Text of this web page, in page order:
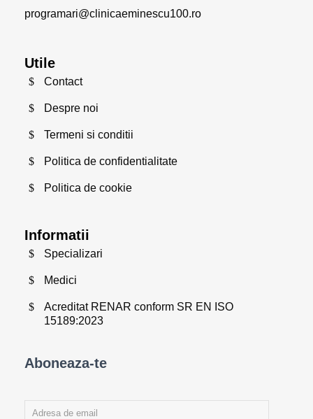
programari@clinicaeminescu100.ro
Utile
Contact
Despre noi
Termeni si conditii
Politica de confidentialitate
Politica de cookie
Informatii
Specializari
Medici
Acreditat RENAR conform SR EN ISO
15189:2023
Aboneaza-te